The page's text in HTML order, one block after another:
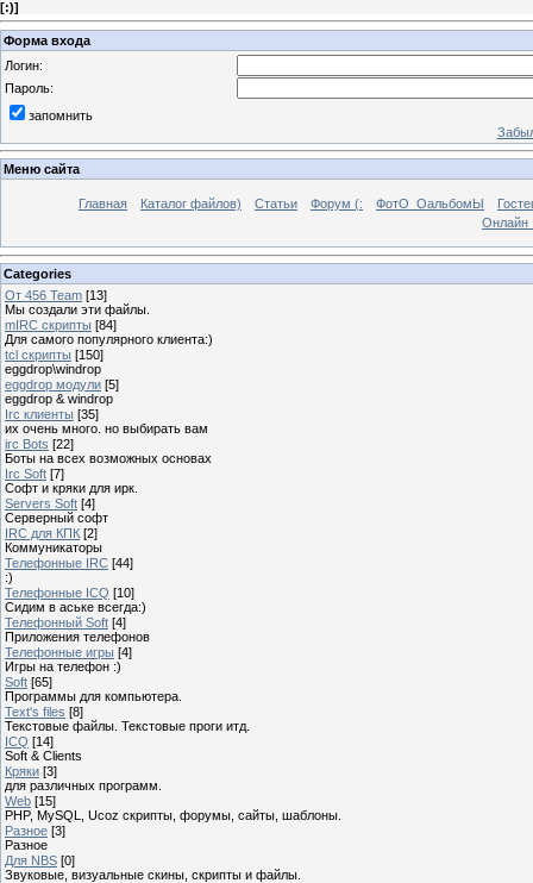
[:)]
Форма входа
Логин:
Пароль:
запомнить
Меню сайта
Главная Каталог файлов) Статьи Форум (: ФотО_ОальбомЫ
Онлайн
Categories
От 456 Team [13]
Мы создали эти файлы.
mIRC скрипты [84]
Для самого популярного клиента:)
tcl скрипты [150]
eggdrop\windrop
eggdrop модули [5]
eggdrop & windrop
Irc клиенты [35]
их очень много. но выбирать вам
irc Bots [22]
Боты на всех возможных основах
Irc Soft [7]
Софт и кряки для ирк.
Servers Soft [4]
Серверный софт
IRC для КПК [2]
Коммуникаторы
Телефонные IRC [44]
:)
Телефонные ICQ [10]
Сидим в аське всегда:)
Телефонный Soft [4]
Приложения телефонов
Телефонные игры [4]
Игры на телефон :)
Soft [65]
Программы для компьютера.
Text's files [8]
Текстовые файлы. Текстовые проги итд.
ICQ [14]
Soft & Clients
Кряки [3]
для различных программ.
Web [15]
PHP, MySQL, Ucoz скрипты, форумы, сайты, шаблоны.
Разное [3]
Разное
Для NBS [0]
Звуковые, визуальные скины, скрипты и файлы.